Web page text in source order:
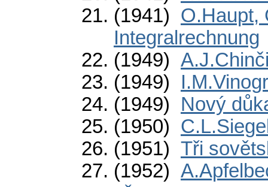
(1941) O.Haupt,
Integralrechnung
(1949)
(1949)
(1949) Nový
(1950)
(1951) Tři
(1952)